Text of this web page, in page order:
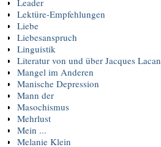
Lektüre-Empfehlungen
Liebe
Liebesanspruch
Linguistik
Literatur von und über Jacques Lacan
Mangel im Anderen
Manische Depression
Mann der
Masochismus
Mehrlust
Mein ...
Melanie Klein